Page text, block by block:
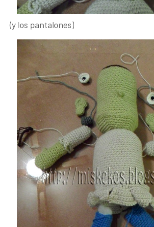
(y los pantalones)